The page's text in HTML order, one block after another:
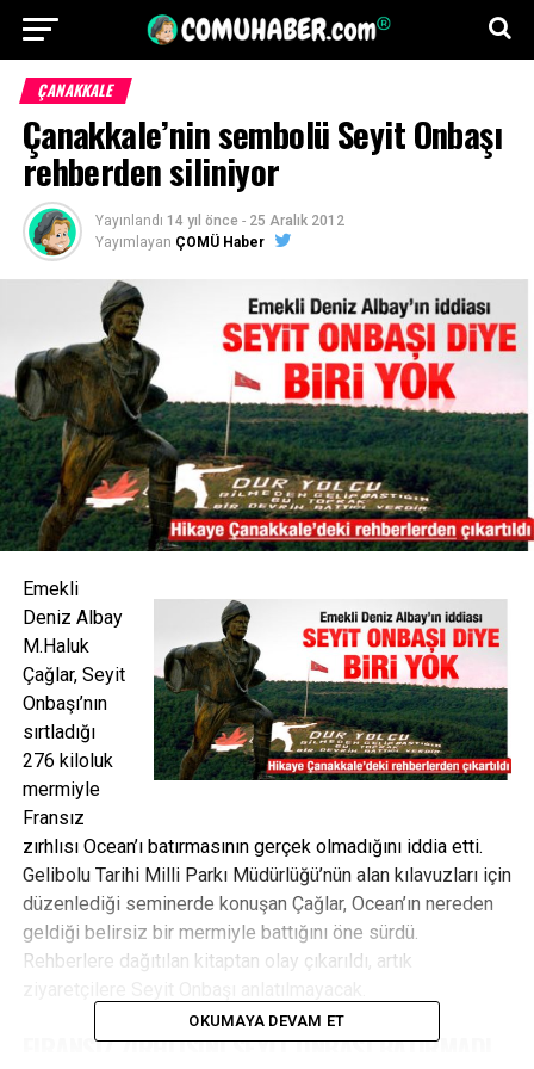
ÇANAKKALE
Çanakkale’nin sembolü Seyit Onbaşı
rehberden siliniyor
Yayınlandı 14 yıl önce - 25 Aralık 2012
Yayımlayan ÇOMÜ Haber
Emekli
Deniz Albay
M.Haluk
Çağlar, Seyit
Onbaşı’nın
sırtladığı
276 kiloluk
mermiyle
Fransız
zırhlısı Ocean’ı batırmasının gerçek olmadığını iddia etti.
Gelibolu Tarihi Milli Parkı Müdürlüğü’nün alan kılavuzları için
düzenlediği seminerde konuşan Çağlar, Ocean’ın nereden
geldiği belirsiz bir mermiyle battığını öne sürdü.
Rehberlere dağıtılan kitaptan olay çıkarıldı, artık
FIRANSIZ ZIRHLISINI SEYİT ONBAŞI BATIRMADI
OKUMAYA DEVAM ET